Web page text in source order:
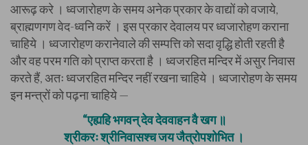
आरूढ़ करे । ध्वजारोहण के समय अनेक प्रकार के वाद्यों को वजाये,
ब्राह्मणगण वेद-ध्वनि करें । इस प्रकार देवालय पर ध्वजारोहण कराना
चाहिये । ध्वजारोहण करानेवाले की सम्पत्ति को सदा वृद्धि होती रहती है
और वह परम गति को प्राप्त करता है । ध्वजरहित मन्दिर में असुर निवास
करते हैं, अतः ध्वजरहित मन्दिर नहीं रखना चाहिये । ध्वजारोहण के समय
इन मन्त्रों को पढ़ना चाहिये —
“एह्यहि भगवन् देव देववाहन वै खग ॥
श्रीकरः श्रीनिवासश्च जय जैत्रोपशोभित ।